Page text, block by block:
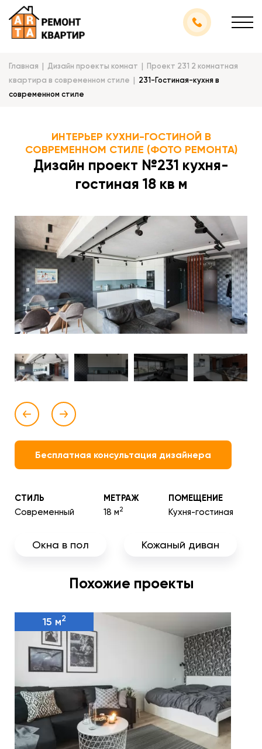
Главная Дизайн проекты комнат
Проект 231 2 комнатная
квартира в современном стиле
231-Гостиная-кухня в
современном стиле
ИНТЕРЬЕР КУХНИ-ГОСТИНОЙ В
СОВРЕМЕННОМ СТИЛЕ (ФОТО РЕМОНТА)
Дизайн проект №231 кухня-
гостиная 18 кв м
Бесплатная консультация дизайнера
СТИЛЬ
Современный
МЕТРАЖ
18 м2
ПОМЕЩЕНИЕ
Кухня-гостиная
Окна в пол Кожаный диван
Похожие проекты
15 м2